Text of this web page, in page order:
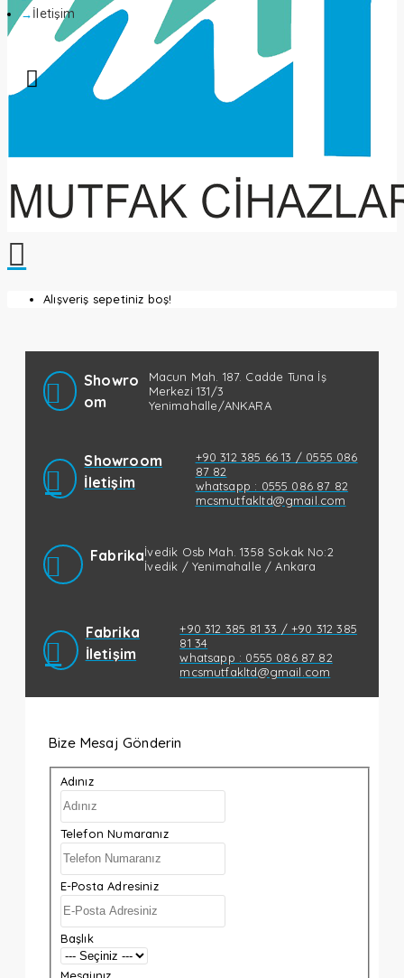
Alışveriş sepetiniz boş!
İletişim
Showro
om
Macun Mah. 187. Cadde Tuna İş
Merkezi 131/3
Yenimahalle/ANKARA
Showroom
İletişim
+90 312 385 66 13 / 0555 086
87 82
whatsapp : 0555 086 87 82
mcsmutfakltd@gmail.com
Fabrikaİvedik Osb Mah. 1358 Sokak No:2
İvedik / Yenimahalle / Ankara
Fabrika
İletişim
+90 312 385 81 33 / +90 312 385
81 34
whatsapp : 0555 086 87 82
mcsmutfakltd@gmail.com
Bize Mesaj Gönderin
Adınız
Telefon Numaranız
E-Posta Adresiniz
Başlık
Mesajınız